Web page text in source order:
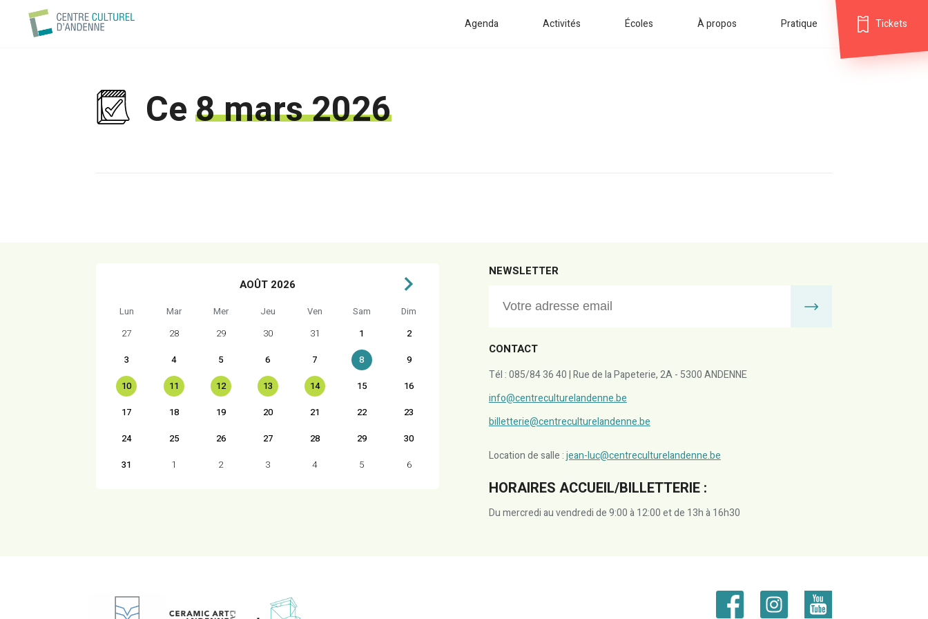
Agenda Activités Écoles À propos Pratique Tickets
Ce8 mars 2026
AOÛT 2026
Lun Mar Mer Jeu Ven Sam
Dim
27
28 29 30 31 1
2
3
4 5 6 7 8
9
10
11 12 13 14 15
16
17
18 19 20 21 22
23
24
25 26 27 28 29
30
31
1 2 3 4 5 6
NEWSLETTER
CONTACT
Tél : 085/84 36 40 | Rue de la Papeterie, 2A - 5300 ANDENNE
info@centreculturelandenne.be
billetterie@centreculturelandenne.be
Location de salle :jean-luc@centreculturelandenne.be
HORAIRES ACCUEIL/BILLETTERIE :
Du mercredi au vendredi de 9:00 à 12:00 et de 13h à 16h30